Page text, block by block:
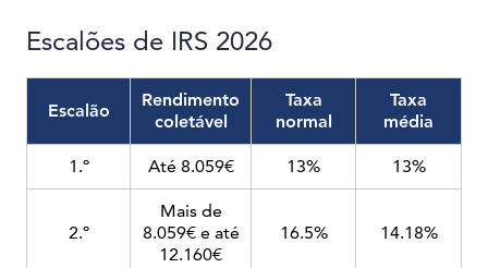
Escalões de IRS 2026
Escalão
Rendimento
coletável
Taxa
normal
Taxa
média
1.º Até 8.059€ 13% 13%
2.º
Mais de
8.059€ e até
12.160€
16.5% 14.18%